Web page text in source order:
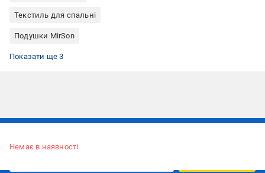
Текстиль для спальні
Подушки MirSon
Подушки наповнювач антиалергенний
Подушки класичні
Подушки квадратні
Показати ще 3
Немає в наявності